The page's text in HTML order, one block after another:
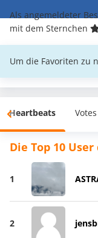
Als angemeldeter
mit dem Sternchen
Um die Favoriten zu
Heartbeats Votes
Die Top 10
1
2